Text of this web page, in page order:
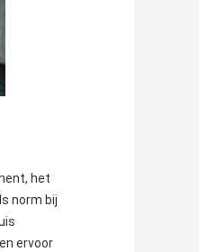
het
norm bij
ervoor